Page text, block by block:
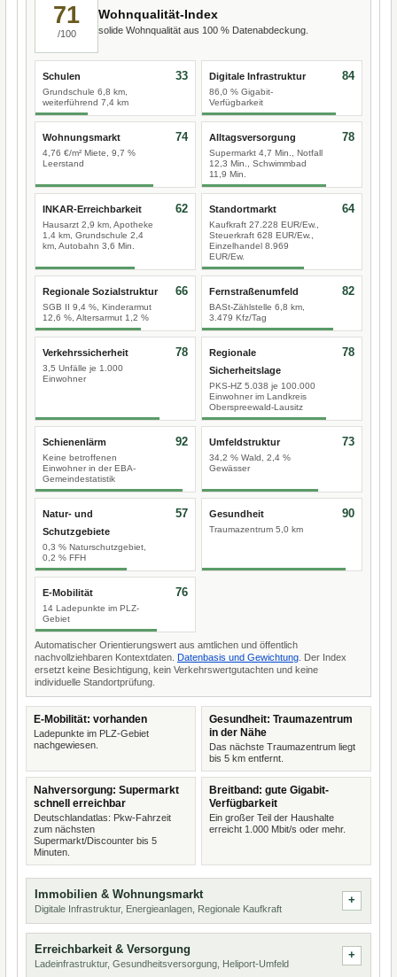
71
/100
Wohnqualität-Index
solide Wohnqualität aus 100 % Datenabdeckung.
Schulen
Grundschule 6,8 km,
weiterführend 7,4 km
33 Digitale Infrastruktur
86,0 % Gigabit-
Verfügbarkeit
84
Wohnungsmarkt
4,76 €/m² Miete, 9,7 %
Leerstand
74 Alltagsversorgung
Supermarkt 4,7 Min., Notfall
12,3 Min., Schwimmbad
11,9 Min.
78
INKAR-Erreichbarkeit
Hausarzt 2,9 km, Apotheke
1,4 km, Grundschule 2,4
km, Autobahn 3,6 Min.
62 Standortmarkt
Kaufkraft 27.228 EUR/Ew.,
Steuerkraft 628 EUR/Ew.,
Einzelhandel 8.969
EUR/Ew.
64
Regionale Sozialstruktur
SGB II 9,4 %, Kinderarmut
12,6 %, Altersarmut 1,2 %
66 Fernstraßenumfeld
BASt-Zählstelle 6,8 km,
3.479 Kfz/Tag
82
Verkehrssicherheit
3,5 Unfälle je 1.000
Einwohner
78
Regionale
Sicherheitslage
PKS-HZ 5.038 je 100.000
Einwohner im Landkreis
Oberspreewald-Lausitz
78
Schienenlärm
Keine betroffenen
Einwohner in der EBA-
Gemeindestatistik
92 Umfeldstruktur
34,2 % Wald, 2,4 %
Gewässer
73
Natur- und
Schutzgebiete
0,3 % Naturschutzgebiet,
0,2 % FFH
57 Gesundheit
Traumazentrum 5,0 km
90
E-Mobilität
14 Ladepunkte im PLZ-
Gebiet
76
Automatischer Orientierungswert aus amtlichen und öffentlich
nachvollziehbaren Kontextdaten. Datenbasis und Gewichtung . Der Index
ersetzt keine Besichtigung, kein Verkehrswertgutachten und keine
individuelle Standortprüfung.
E-Mobilität: vorhanden
Ladepunkte im PLZ-Gebiet
nachgewiesen.
Gesundheit: Traumazentrum
in der Nähe
Das nächste Traumazentrum liegt
bis 5 km entfernt.
Nahversorgung: Supermarkt
schnell erreichbar
Deutschlandatlas: Pkw-Fahrzeit
zum nächsten
Supermarkt/Discounter bis 5
Minuten.
Breitband: gute Gigabit-
Verfügbarkeit
Ein großer Teil der Haushalte
erreicht 1.000 Mbit/s oder mehr.
Immobilien & Wohnungsmarkt
Digitale Infrastruktur, Energieanlagen, Regionale Kaufkraft
Erreichbarkeit & Versorgung
Ladeinfrastruktur, Gesundheitsversorgung, Heliport-Umfeld